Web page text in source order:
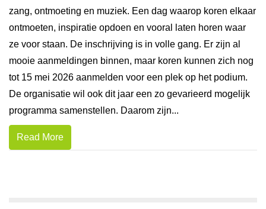
zang, ontmoeting en muziek. Een dag waarop koren elkaar
ontmoeten, inspiratie opdoen en vooral laten horen waar
ze voor staan. De inschrijving is in volle gang. Er zijn al
mooie aanmeldingen binnen, maar koren kunnen zich nog
tot 15 mei 2026 aanmelden voor een plek op het podium.
De organisatie wil ook dit jaar een zo gevarieerd mogelijk
programma samenstellen. Daarom zijn...
Read More